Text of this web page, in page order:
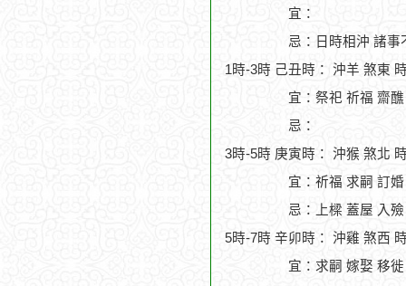
宜：
忌：日時相沖 諸事
1時-3時 己丑時： 沖羊 煞東
宜：祭祀 祈福 齋
忌：
3時-5時 庚寅時： 沖猴 煞北
宜：祈福 求嗣 訂
忌：上樑 蓋屋 入殮
5時-7時 辛卯時： 沖雞 煞西
宜：求嗣 嫁娶 移